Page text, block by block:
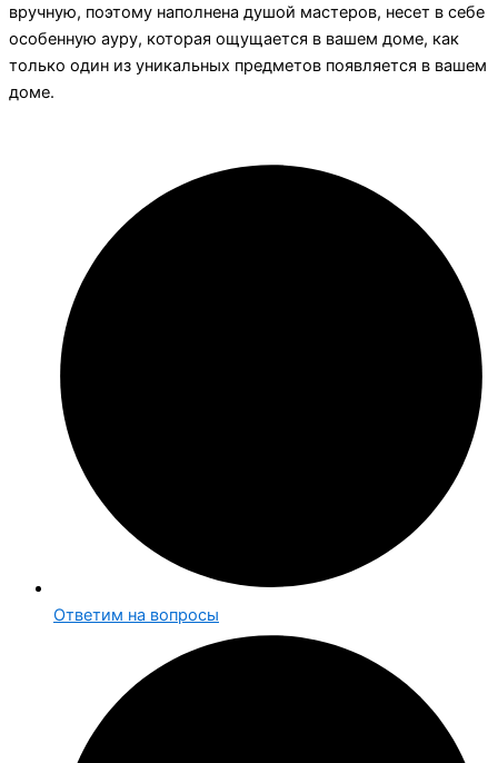
вручную, поэтому наполнена душой мастеров, несет в себе
особенную ауру, которая ощущается в вашем доме, как
только один из уникальных предметов появляется в вашем
доме.
Ответим на вопросы